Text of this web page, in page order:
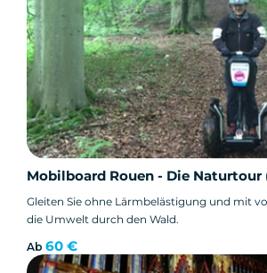
Mobilboard Rouen - Die Naturtour
Gleiten Sie ohne Lärmbelästigung und mit
die Umwelt durch den Wald.
Ab 60 €